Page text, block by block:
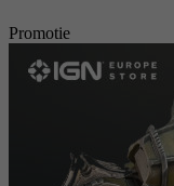
Promotie